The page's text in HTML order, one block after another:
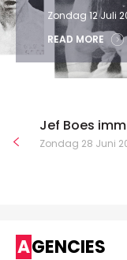
Zondag 12 Juli
READ MORE
Jef Boes
Zondag 28 Juni
AGENCIES